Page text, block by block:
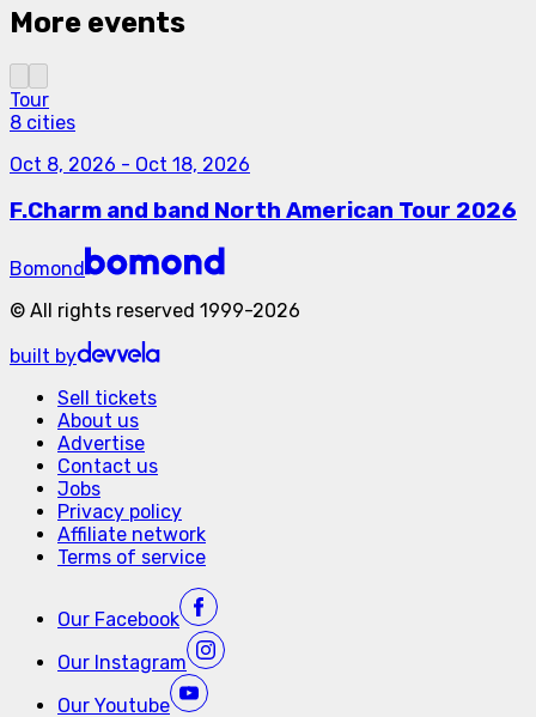
More events
Tour
8 cities
Oct 8, 2026 - Oct 18, 2026
F.Charm and band North American Tour 2026
Bomond
© All rights reserved 1999-2026
built by
Sell tickets
About us
Advertise
Contact us
Jobs
Privacy policy
Affiliate network
Terms of service
Our Facebook
Our Instagram
Our Youtube